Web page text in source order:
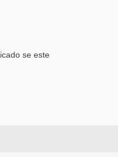
se este